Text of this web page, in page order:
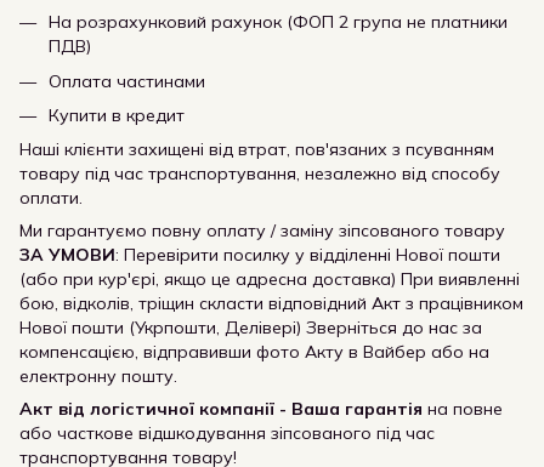
На розрахунковий рахунок (ФОП 2 група не платники
ПДВ)
Оплата частинами
Купити в кредит
Наші клієнти захищені від втрат, пов'язаних з псуванням
товару під час транспортування, незалежно від способу
оплати.
Ми гарантуємо повну оплату / заміну зіпсованого товару
ЗА УМОВИ: Перевірити посилку у відділенні Нової пошти
(або при кур'єрі, якщо це адресна доставка) При виявленні
бою, відколів, тріщин скласти відповідний Акт з працівником
Нової пошти (Укрпошти, Делівері) Зверніться до нас за
компенсацією, відправивши фото Акту в Вайбер або на
електронну пошту.
Акт від логістичної компанії - Ваша гарантія на повне
або часткове відшкодування зіпсованого під час
транспортування товару!